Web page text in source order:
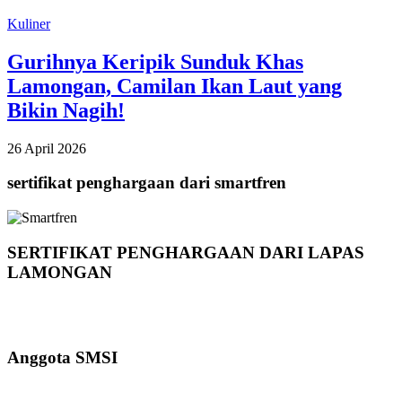
Kuliner
Gurihnya Keripik Sunduk Khas
Lamongan, Camilan Ikan Laut yang
Bikin Nagih!
26 April 2026
sertifikat penghargaan dari smartfren
SERTIFIKAT PENGHARGAAN DARI LAPAS
LAMONGAN
Anggota SMSI